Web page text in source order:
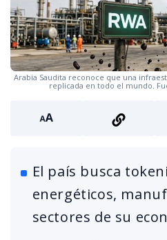
Arabia Saudita reconoce que una
replicada en todo el mundo.
El país busca
energéticos,
sectores de su